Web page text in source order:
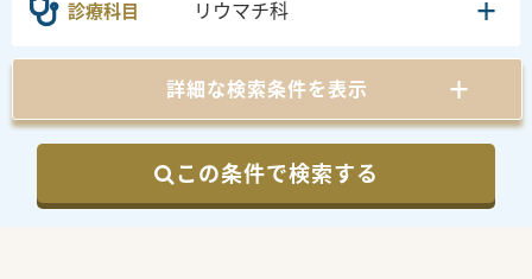
診療科目 リウマチ科
詳細な検索条件を表示
この条件で検索する